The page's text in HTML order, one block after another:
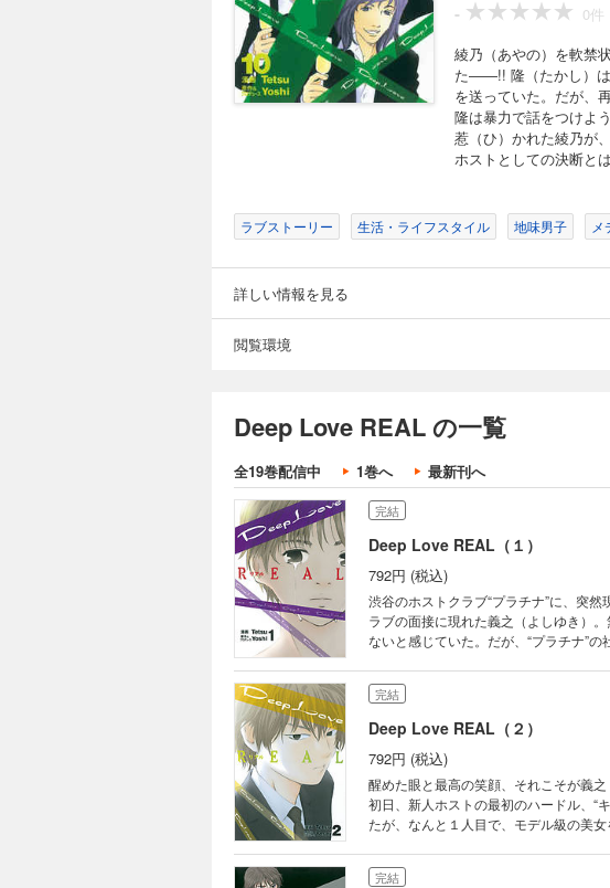
-
0件
綾乃（あやの）を軟禁
た――!! 隆（たかし）は
を送っていた。だが、
隆は暴力で話をつけよ
惹（ひ）かれた綾乃が
ホストとしての決断と
ラブストーリー 生活・ライフスタイル 地味男子
詳しい情報を見る
閲覧環境
Deep Love REAL の一覧
全19巻配信中 1巻へ 最新刊へ
完結
Deep Love REAL（１）
792円 (税込)
渋谷のホストクラブ“プラチナ”に、突
ラブの面接に現れた義之（よしゆき）
ないと感じていた。だが、“プラチナ”
義之はこの世界でNo.1を目指す!! 伝説
完結
Deep Love REAL（２）
792円 (税込)
醒めた眼と最高の笑顔、それこそが義
初日、新人ホストの最初のハードル、“
たが、なんと１人目で、モデル級の美
リアルに漫画化!! 第２巻!!
完結